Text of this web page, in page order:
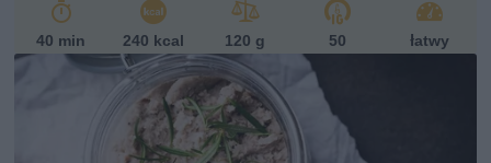
40 min 240 kcal 120 g 50 łatwy